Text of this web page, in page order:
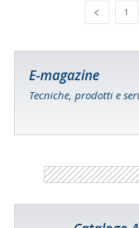
1
E-magazine
Tecniche, prodotti e